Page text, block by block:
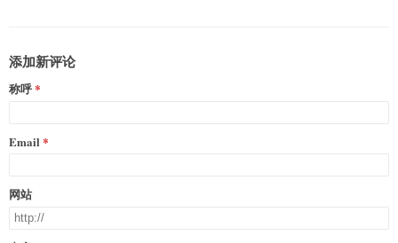
添加新评论
称呼
Email
网站